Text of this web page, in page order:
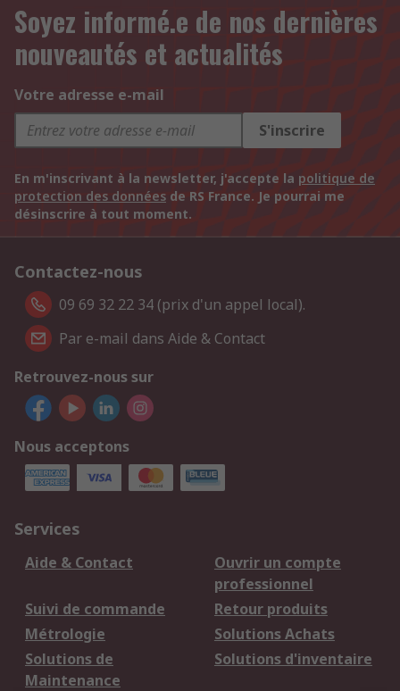
Soyez informé.e de nos dernières
nouveautés et actualités
Votre adresse e-mail
S'inscrire
En m'inscrivant à la newsletter, j'accepte la politique de
protection des données de RS France. Je pourrai me
désinscrire à tout moment.
Contactez-nous
09 69 32 22 34 (prix d'un appel local).
Par e-mail dans Aide & Contact
Retrouvez-nous sur
Nous acceptons
Services
Aide & Contact
Ouvrir un compte
professionnel
Suivi de commande
Retour produits
Métrologie
Solutions Achats
Solutions de
Maintenance
Solutions d'inventaire